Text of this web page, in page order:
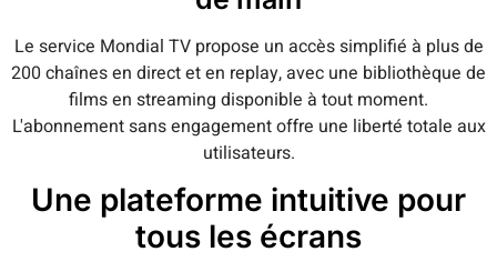
Le service Mondial TV propose un accès simplifié à plus de
200 chaînes en direct et en replay, avec une bibliothèque de
films en streaming disponible à tout moment.
L'abonnement sans engagement offre une liberté totale aux
utilisateurs.
Une plateforme intuitive pour
tous les écrans